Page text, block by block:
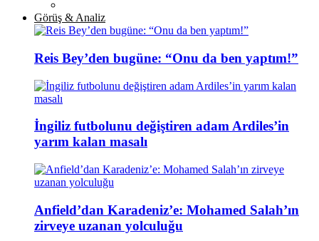
Görüş & Analiz
Reis Bey’den bugüne: “Onu da ben yaptım!”
İngiliz futbolunu değiştiren adam Ardiles’in
yarım kalan masalı
Anfield’dan Karadeniz’e: Mohamed Salah’ın
zirveye uzanan yolculuğu